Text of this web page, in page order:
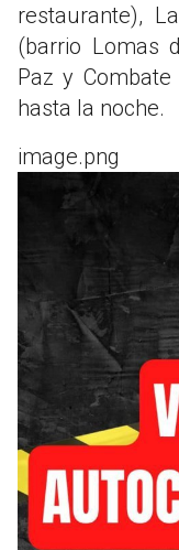
restaurante),
(barrio Lomas
Paz y
hasta la noche.
image.png